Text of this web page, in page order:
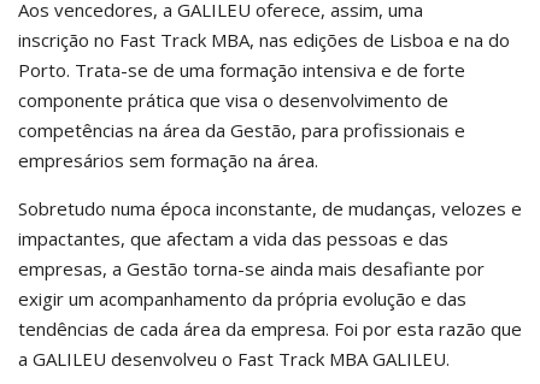
Aos vencedores, a GALILEU oferece, assim, uma
inscrição no Fast Track MBA, nas edições de Lisboa e na do
Porto. Trata-se de uma formação intensiva e de forte
componente prática que visa o desenvolvimento de
competências na área da Gestão, para profissionais e
empresários sem formação na área.
Sobretudo numa época inconstante, de mudanças, velozes e
impactantes, que afectam a vida das pessoas e das
empresas, a Gestão torna-se ainda mais desafiante por
exigir um acompanhamento da própria evolução e das
tendências de cada área da empresa. Foi por esta razão que
a GALILEU desenvolveu o Fast Track MBA GALILEU.